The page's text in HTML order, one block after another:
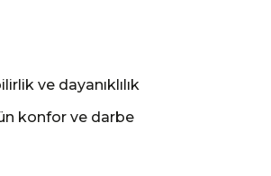
ve dayanıklılık
konfor ve darbe